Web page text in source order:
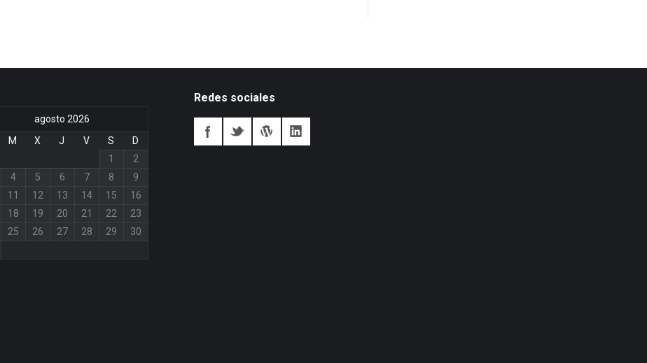
agosto 2026
M X J V S
D
1
2
4 5 6 7 8
9
11 12 13 14 15
16
18 19 20 21 22
23
25 26 27 28 29
30
Redes sociales